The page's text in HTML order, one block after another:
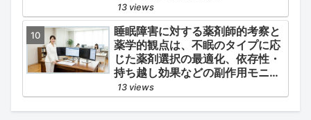
13 views
睡眠障害に対する薬剤師的考察と
薬学的観点は、不眠のタイプに応
じた薬剤選択の最適化、依存性・
持ち越し効果などの副作用モニタ
リング、そして生活習慣（睡眠衛
生）の改善支援にあります。
13 views